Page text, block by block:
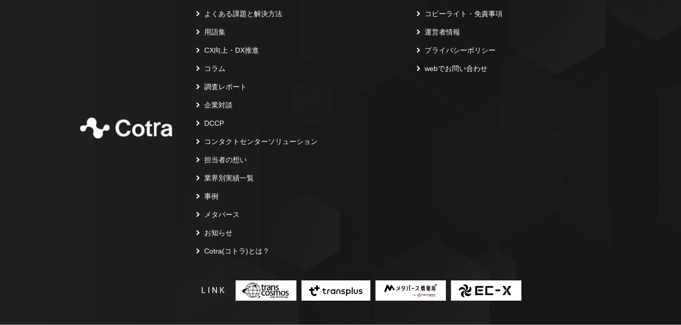
よくある課題と解決方法
用語集
CX向上・DX推進
コラム
調査レポート
企業対談
DCCP
コンタクトセンターソリューション
担当者の想い
業界別実績一覧
事例
メタバース
お知らせ
Cotra(コトラ)とは？
コピーライト・免責事項
運営者情報
プライバシーポリシー
webでお問い合わせ
LINK